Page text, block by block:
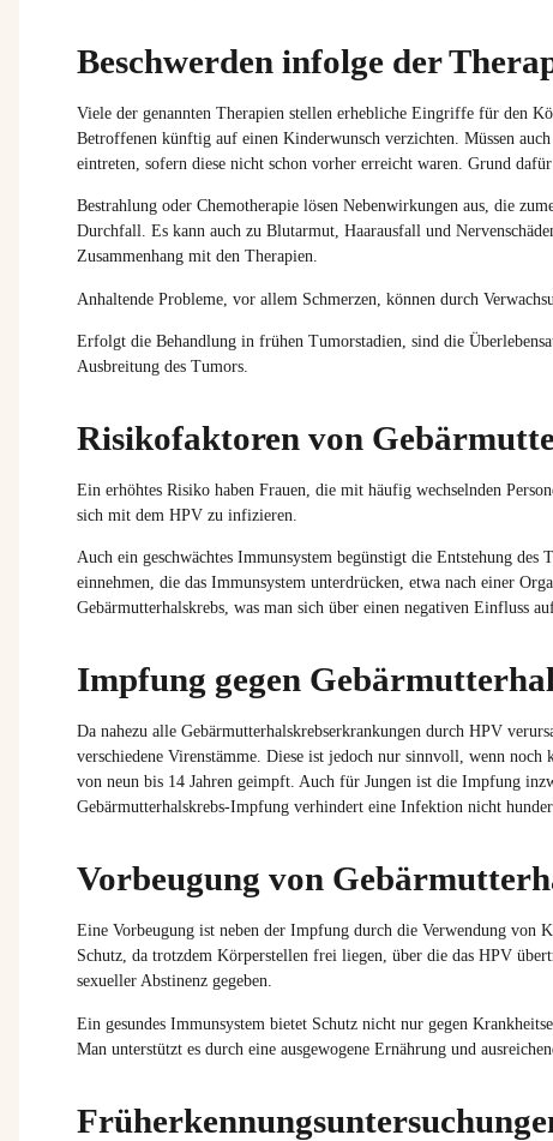
Beschwerden infolge der
Viele der genannten Therapien stellen erhebliche Eingriffe für den
Betroffenen künftig auf einen Kinderwunsch verzichten. Müssen
eintreten, sofern diese nicht schon vorher erreicht waren. Grund
Bestrahlung oder Chemotherapie lösen Nebenwirkungen aus, die
Durchfall. Es kann auch zu Blutarmut, Haarausfall und
Zusammenhang mit den Therapien.
Anhaltende Probleme, vor allem Schmerzen, können durch
Erfolgt die Behandlung in frühen Tumorstadien, sind die
Ausbreitung des Tumors.
Risikofaktoren von
Ein erhöhtes Risiko haben Frauen, die mit häufig wechselnden
sich mit dem HPV zu infizieren.
Auch ein geschwächtes Immunsystem begünstigt die Entstehung
einnehmen, die das Immunsystem unterdrücken, etwa nach einer
Gebärmutterhalskrebs, was man sich über einen negativen Einfluss
Impfung gegen
Da nahezu alle Gebärmutterhalskrebserkrankungen durch HPV
verschiedene Virenstämme. Diese ist jedoch nur sinnvoll, wenn noch
von neun bis 14 Jahren geimpft. Auch für Jungen ist die Impfung
Gebärmutterhalskrebs-Impfung verhindert eine Infektion nicht
Vorbeugung von
Eine Vorbeugung ist neben der Impfung durch die Verwendung von
Schutz, da trotzdem Körperstellen frei liegen, über die das HPV
sexueller Abstinenz gegeben.
Ein gesundes Immunsystem bietet Schutz nicht nur gegen
Man unterstützt es durch eine ausgewogene Ernährung und